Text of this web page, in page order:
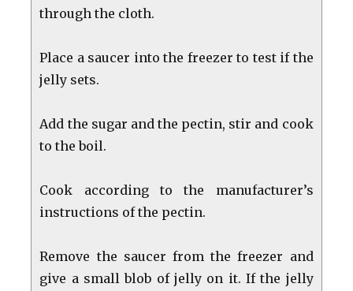
through the cloth.
Place a saucer into the freezer to test if the
jelly sets.
Add the sugar and the pectin, stir and cook
to the boil.
Cook according to the manufacturer’s
instructions of the pectin.
Remove the saucer from the freezer and
give a small blob of jelly on it. If the jelly